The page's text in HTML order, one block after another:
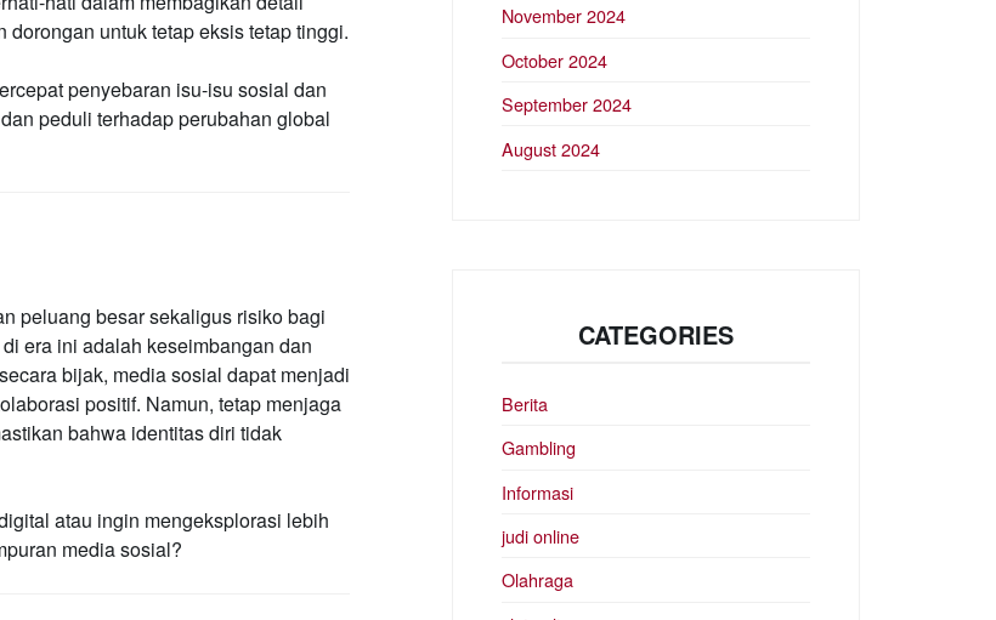
untuk tetap eksis tetap tinggi.
penyebaran isu-isu sosial dan
peduli terhadap perubahan global
peluang besar sekaligus risiko bagi
era ini adalah keseimbangan dan
bijak, media sosial dapat menjadi
positif. Namun, tetap menjaga
bahwa identitas diri tidak
atau ingin mengeksplorasi lebih
media sosial?
November 2024
October 2024
September 2024
August 2024
CATEGORIES
Berita
Gambling
Informasi
judi online
Olahraga